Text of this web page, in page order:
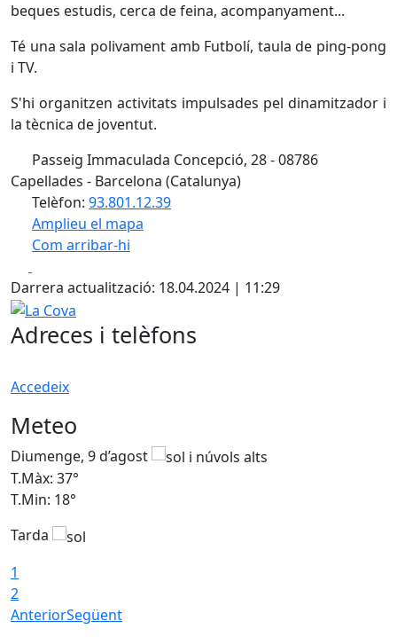
beques estudis, cerca de feina, acompanyament...
Té una sala polivament amb Futbolí, taula de ping-pong
i TV.
S'hi organitzen activitats impulsades pel dinamitzador i
la tècnica de joventut.
Passeig Immaculada Concepció, 28 - 08786
Capellades - Barcelona (Catalunya)
Telèfon: 93.801.12.39
Amplieu el mapa
Com arribar-hi
+
−
Darrera actualització: 18.04.2024 | 11:29
La Cova
Adreces i telèfons
Accedeix
Meteo
Diumenge, 9 d’agost
T.Màx: 37°
T.Min: 18°
Tarda
1
2
AnteriorSegüent